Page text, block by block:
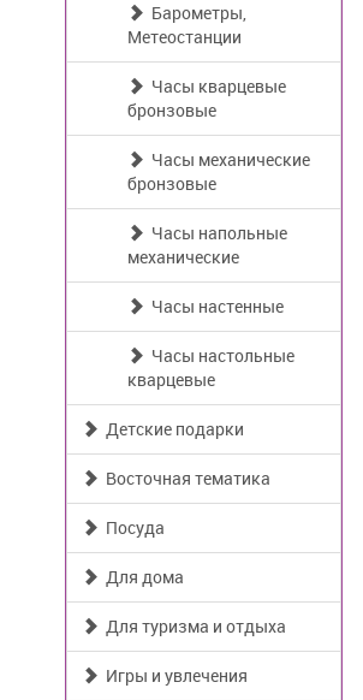
Барометры,
Метеостанции
Часы кварцевые
бронзовые
Часы механические
бронзовые
Часы напольные
механические
Часы настенные
Часы настольные
кварцевые
Детские подарки
Восточная тематика
Посуда
Для дома
Для туризма и отдыха
Игры и увлечения